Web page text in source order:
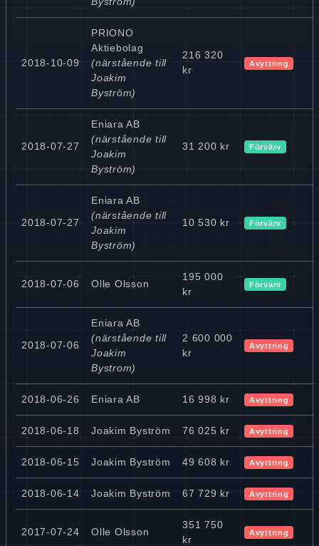
2018-10-09
PRIONO
Aktiebolag
(närstående till
Joakim
Byström)
216 320
kr
Avyttring
2018-07-27
Eniara AB
(närstående till
Joakim
Byström)
31 200 kr Förvärv
2018-07-27
Eniara AB
(närstående till
Joakim
Byström)
10 530 kr Förvärv
2018-07-06 Olle Olsson
195 000
kr
Förvärv
2018-07-06
Eniara AB
(närstående till
Joakim
Bystrom)
2 600 000
kr
Avyttring
2018-06-26 Eniara AB 16 998 kr Avyttring
2018-06-18 Joakim Byström 76 025 kr Avyttring
2018-06-15 Joakim Byström 49 608 kr Avyttring
2018-06-14 Joakim Byström 67 729 kr Avyttring
2017-07-24 Olle Olsson
351 750
kr
Avyttring